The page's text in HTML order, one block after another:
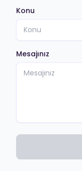
Konu
Mesajınız